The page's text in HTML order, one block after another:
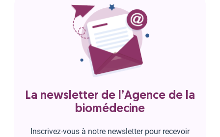
La newsletter de l’Agence de la
biomédecine
Inscrivez-vous à notre newsletter pour recevoir